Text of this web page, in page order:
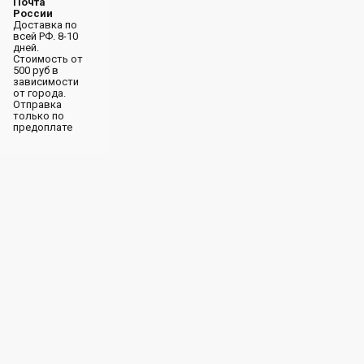
России
Доставка по
всей РФ. 8-10
дней.
Стоимость от
500 руб в
зависимости
от города.
Отправка
только по
предоплате